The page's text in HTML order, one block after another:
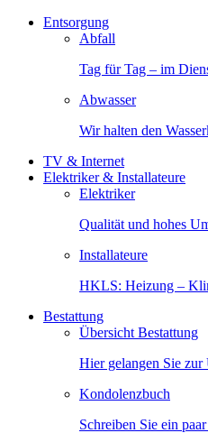
Entsorgung
Abfall
Tag für Tag – im
Abwasser
Wir halten den
TV & Internet
Elektriker & Installateure
Elektriker
Qualität und hohes
Installateure
HKLS: Heizung –
Bestattung
Übersicht Bestattung
Hier gelangen Sie zur
Kondolenzbuch
Schreiben Sie ein